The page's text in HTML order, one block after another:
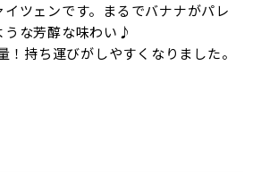
ツェンです。まるでバナナがパレ
うな芳醇な味わい♪
持ち運びがしやすくなりました。